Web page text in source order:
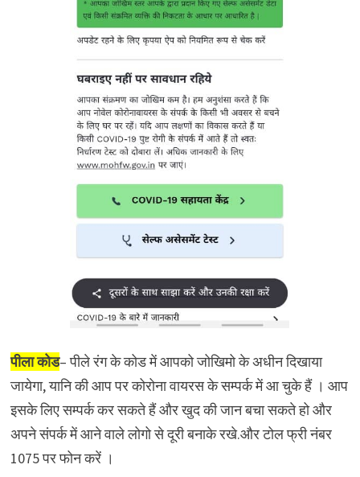
पीला कोड– पीले रंग के कोड में आपको जोखिमो के अधीन दिखाया
जायेगा, यानि की आप पर कोरोना वायरस के सम्पर्क में आ चुके हैं । आप
इसके लिए सम्पर्क कर सकते हैं और खुद की जान बचा सकते हो और
अपने संपर्क में आने वाले लोगो से दूरी बनाके रखे.और टोल फ्री नंबर
1075 पर फोन करें ।